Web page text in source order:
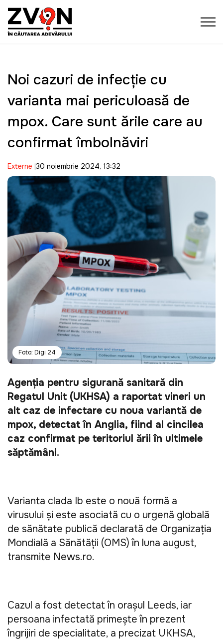
Noi cazuri de infecţie cu
varianta mai periculoasă de
mpox. Care sunt ţările care au
confirmat îmbolnăviri
Externe 30 noiembrie 2024, 13:32
Foto: Digi 24
Agenţia pentru siguranţă sanitară din
Regatul Unit (UKHSA) a raportat vineri un
alt caz de infectare cu noua variantă de
mpox, detectat în Anglia, fiind al cincilea
caz confirmat pe teritoriul ţării în ultimele
săptămâni.
Varianta clada Ib este o nouă formă a
virusului şi este asociată cu o urgenţă globală
de sănătate publică declarată de Organizaţia
Mondială a Sănătăţii (OMS) în luna august,
transmite News.ro.
Cazul a fost detectat în oraşul Leeds, iar
persoana infectată primeşte în prezent
îngrijiri de specialitate, a precizat UKHSA,